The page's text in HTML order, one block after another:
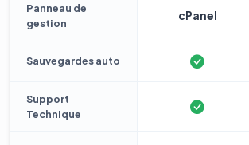
Panneau de
gestion
cPanel
Sauvegardes auto
Support
Technique